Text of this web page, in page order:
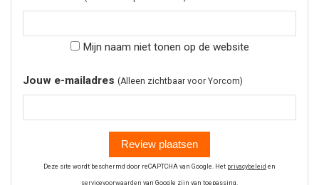
Mijn naam niet tonen op de website
Jouw e-mailadres (Alleen zichtbaar voor Yorcom)
Review plaatsen
Deze site wordt beschermd door reCAPTCHA van Google. Het privacybeleid en
servicevoorwaarden van Google zijn van toepassing.